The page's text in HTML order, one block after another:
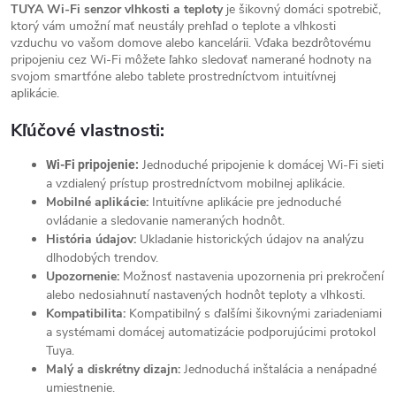
TUYA Wi-Fi senzor vlhkosti a teplotyje šikovný domáci spotrebič,
ktorý vám umožní mať neustály prehľad o teplote a vlhkosti
vzduchu vo vašom domove alebo kancelárii. Vďaka bezdrôtovému
pripojeniu cez Wi-Fi môžete ľahko sledovať namerané hodnoty na
svojom smartfóne alebo tablete prostredníctvom intuitívnej
aplikácie.
Kľúčové vlastnosti:
Wi-Fi pripojenie: Jednoduché pripojenie k domácej Wi-Fi sieti
a vzdialený prístup prostredníctvom mobilnej aplikácie.
Mobilné aplikácie: Intuitívne aplikácie pre jednoduché
ovládanie a sledovanie nameraných hodnôt.
História údajov: Ukladanie historických údajov na analýzu
dlhodobých trendov.
Upozornenie: Možnosť nastavenia upozornenia pri prekročení
alebo nedosiahnutí nastavených hodnôt teploty a vlhkosti.
Kompatibilita: Kompatibilný s ďalšími šikovnými zariadeniami
a systémami domácej automatizácie podporujúcimi protokol
Tuya.
Malý a diskrétny dizajn: Jednoduchá inštalácia a nenápadné
umiestnenie.